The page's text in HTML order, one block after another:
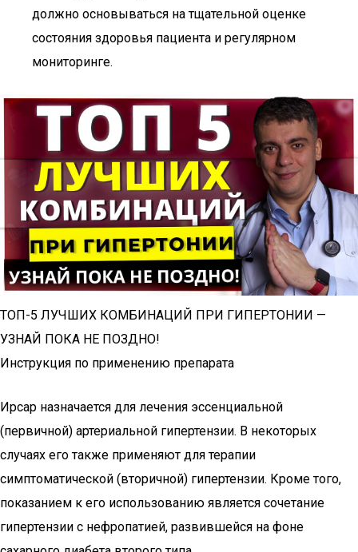
должно основываться на тщательной оценке
состояния здоровья пациента и регулярном
мониторинге.
ТОП-5 ЛУЧШИХ КОМБИНАЦИЙ ПРИ ГИПЕРТОНИИ —
УЗНАЙ ПОКА НЕ ПОЗДНО!
Инструкция по применению препарата
Ирсар назначается для лечения эссенциальной
(первичной) артериальной гипертензии. В некоторых
случаях его также применяют для терапии
симптоматической (вторичной) гипертензии. Кроме того,
показанием к его использованию является сочетание
гипертензии с нефропатией, развившейся на фоне